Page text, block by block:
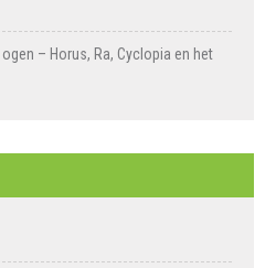
ogen – Horus, Ra, Cyclopia en het